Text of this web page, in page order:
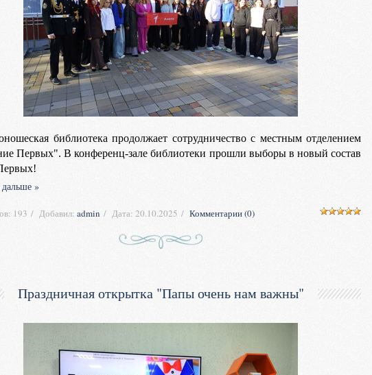
библиотека продолжает сотрудничество с местным отделением
Первых". В конференц-зале библиотеки прошли выборы в новый состав
»
193 Добавил: admin Дата: 20.10.2025 Комментарии (0)
Праздничная открытка "Папы очень нам важны"